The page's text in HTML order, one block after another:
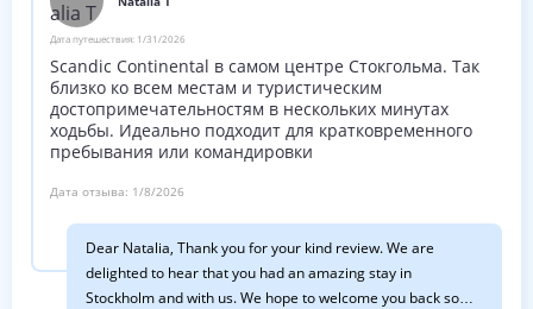
Дата путешествия: 1/31/2026
Scandic Continental в самом центре Стокгольма. Так
близко ко всем местам и туристическим
достопримечательностям в нескольких минутах
ходьбы. Идеально подходит для кратковременного
пребывания или командировки
Дата отзыва: 1/8/2026
Dear Natalia, Thank you for your kind review. We are
delighted to hear that you had an amazing stay in
Stockholm and with us. We hope to welcome you back soon